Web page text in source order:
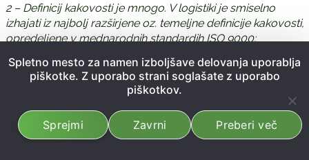
2 – Definicij kakovosti je mnogo. V logistiki je smiselno
izhajati iz najbolj razširjene oz. temeljne definicije kakovosti,
opredeljene v mednarodnih standardih ISO 9000:
karakteristik izpolnjuje zahteve.« Po naših prepričanjih je
kakovost tisto, na podlagi česar se človek odloča o npr.
izbiri, naročilu, nakupu ali najemu, sodelovanju ipd.
3 – Izvor pomena logistike povezujemo s pojmi »loger«
(francosko pomeni nastanitev, stanovati), »logos« (grško
Spletno mesto za namen izboljšave delovanja uporablja
piškotke. Z uporabo strani soglašate z uporabo
piškotkov.
Sprejmi Zavrni Preberi več